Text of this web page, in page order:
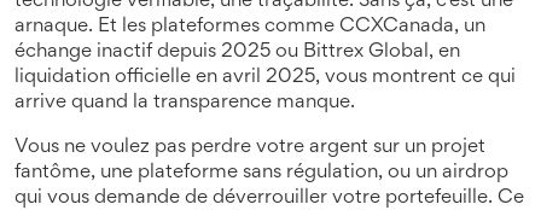
arnaque. Et les plateformes comme CCXCanada, un
échange inactif depuis 2025 ou Bittrex Global, en
liquidation officielle en avril 2025, vous montrent ce qui
arrive quand la transparence manque.
Vous ne voulez pas perdre votre argent sur un projet
fantôme, une plateforme sans régulation, ou un airdrop
qui vous demande de déverrouiller votre portefeuille. Ce